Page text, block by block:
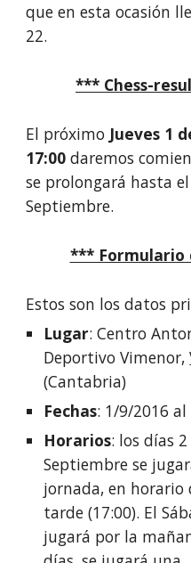
que en esta ocasión
22.
*** Chess-
El próximo Jueves 1
17:00 daremos
se prolongará hasta
Septiembre.
*** Formulario
Estos son los datos
Lugar: Centro
Deportivo Vimenor,
(Cantabria)
Fechas: 1/9/2016
Horarios: los días
Septiembre se
jornada, en horario
tarde (17:00). El
jugará por la